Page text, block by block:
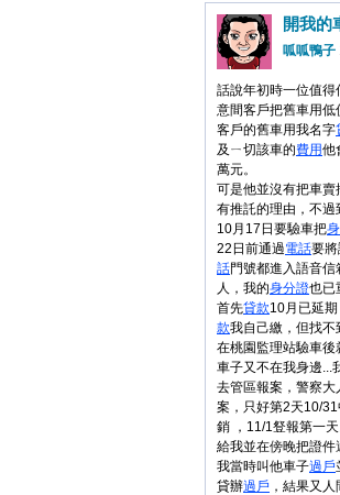
開我的
呱呱鴨子
話說年初時一位值
意間客戶把舊車用
客戶的舊車用我名字
及ㄧ切該車的費用他
萬元。
可是他並沒有把車
有推託的理由，不過
10月17日要驗車把
22日前通過電話要
話門號都進入語音信
人，我的身分證也已
首先貸款10月已延
款我自己繳，但找不
在桃園監理站驗車後
車子又不在我身邊...
去管區報案，警察大
案，只好第2天10/
銷 ，11/1豋報第一
給我並在傍晚把證件
我當時叫他車子過戶
貸辦過戶 ，結果又